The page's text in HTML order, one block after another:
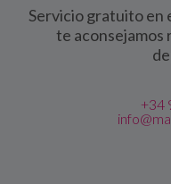
Servicio gratuito en
te aconsejamos
+34